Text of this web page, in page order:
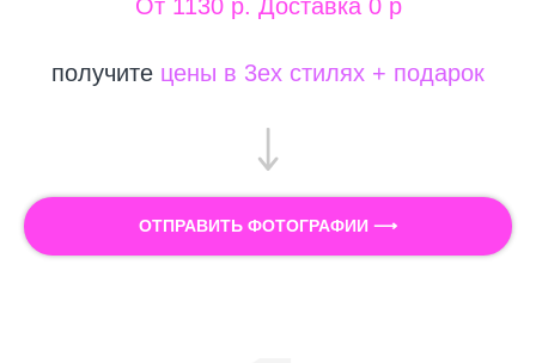
От 1130 р. Доставка 0 р
получите цены в 3ех стилях + подарок
ОТПРАВИТЬ ФОТОГРАФИИ ⟶